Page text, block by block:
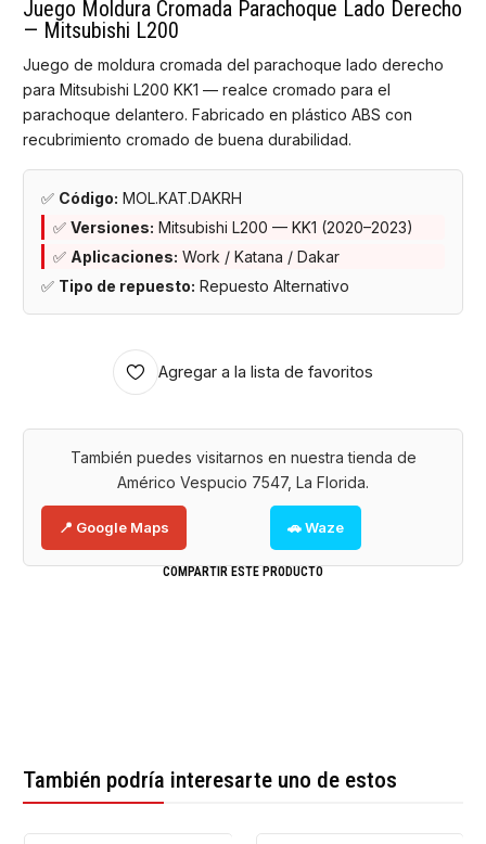
Juego Moldura Cromada Parachoque Lado Derecho
— Mitsubishi L200
Juego de moldura cromada del parachoque lado derecho
para Mitsubishi L200 KK1 — realce cromado para el
parachoque delantero. Fabricado en plástico ABS con
recubrimiento cromado de buena durabilidad.
✅ Código: MOL.KAT.DAKRH
✅ Versiones: Mitsubishi L200 — KK1 (2020–2023)
✅ Aplicaciones: Work / Katana / Dakar
✅ Tipo de repuesto: Repuesto Alternativo
Agregar a la lista de favoritos
También puedes visitarnos en nuestra tienda de
Américo Vespucio 7547, La Florida.
📍 Google Maps 🚗 Waze
COMPARTIR ESTE PRODUCTO
También podría interesarte uno de estos